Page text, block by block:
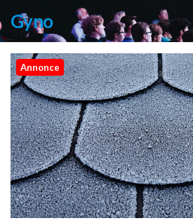
Videre
til Gyno
Annonce